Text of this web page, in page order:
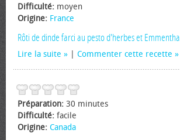
Difficulté: moyen
Origine: France
Rôti de dinde farci au pesto d'herbes et Emmenthal
Lire la suite Commenter cette recette
Préparation: 30 minutes
Difficulté: facile
Origine: Canada